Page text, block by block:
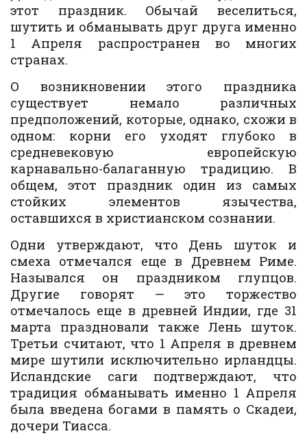
этот праздник. Обычай веселиться,
шутить и обманывать друг друга именно
1 Апреля распространен во многих
странах.
О возникновении этого праздника
существует немало различных
предположений, которые, однако, схожи в
одном: корни его уходят глубоко в
средневековую европейскую
карнавально-балаганную традицию. В
общем, этот праздник один из самых
стойких элементов язычества,
оставшихся в христианском сознании.
Одни утверждают, что День шуток и
смеха отмечался еще в Древнем Риме.
Назывался он праздником глупцов.
Другие говорят — это торжество
отмечалось еще в древней Индии, где 31
марта праздновали также Лень шуток.
Третьи считают, что 1 Апреля в древнем
мире шутили исключительно ирландцы.
Исландские саги подтверждают, что
традиция обманывать именно 1 Апреля
была введена богами в память о Скадеи,
дочери Тиасса.